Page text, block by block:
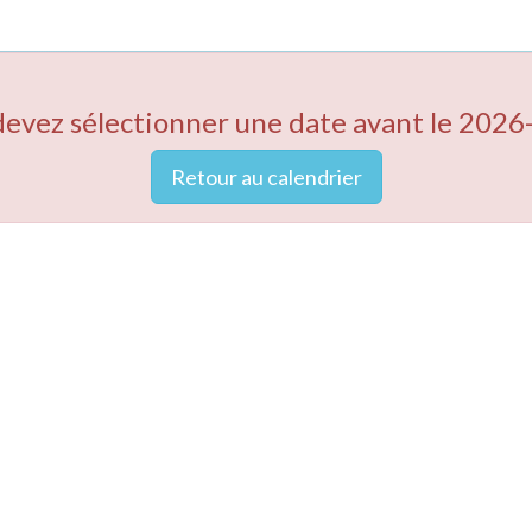
sélectionner une date avant le
Retour au calendrier